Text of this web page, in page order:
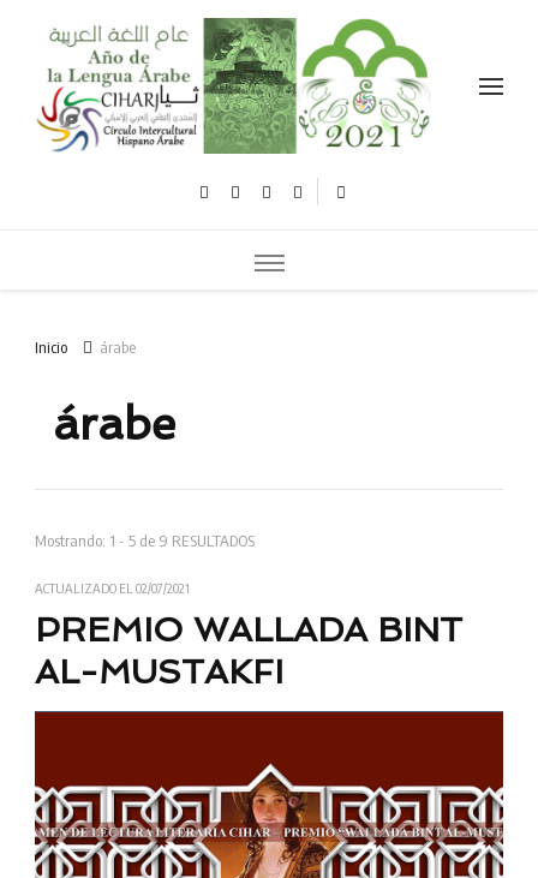
Inicio árabe
árabe
Mostrando: 1 - 5 de 9 RESULTADOS
ACTUALIZADO EL 02/07/2021
PREMIO WALLADA BINT
AL-MUSTAKFI